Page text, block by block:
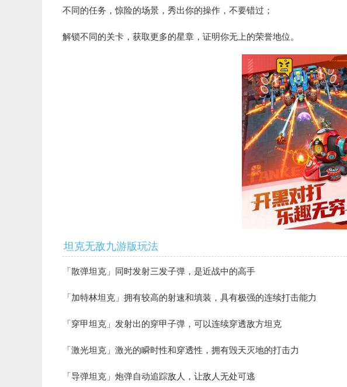
不同的任务，惊险的场景，秀出你的操作，不要错过；
解锁不同的关卡，获取更多的星章，证明你无上的荣誉地位。
坦克无敌九游版玩法
「散弹坦克」同时发射三发子弹，是近战中的高手
「加特林坦克」拥有较高的射速和填装，具有极强的连续打击能力
「穿甲坦克」发射出的穿甲子弹，可以连续穿透敌方坦克
「激光坦克」激光的瞬时性和穿透性，拥有毁天灭地的打击力
「导弹坦克」炮弹自动追踪敌人，让敌人无处可逃